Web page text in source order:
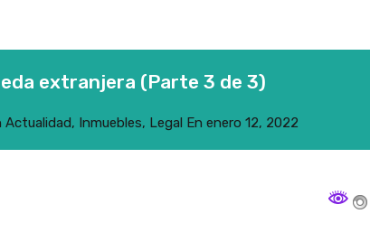
extranjera (Parte 3 de 3)
Actualidad, Inmuebles, Legal En enero 12, 2022